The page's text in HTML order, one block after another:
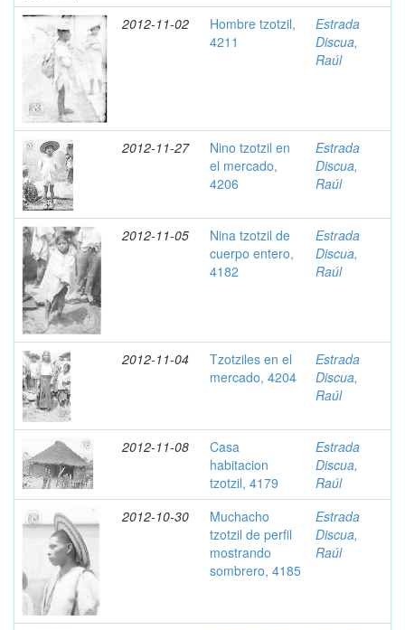
2012-11-02
Hombre tzotzil,
4211
Estrada
Discua,
Raúl
2012-11-27
Nino tzotzil en
el mercado,
4206
Estrada
Discua,
Raúl
2012-11-05
Nina tzotzil de
cuerpo entero,
4182
Estrada
Discua,
Raúl
2012-11-04
Tzotziles en el
mercado, 4204
Estrada
Discua,
Raúl
2012-11-08
Casa
habitacion
tzotzil, 4179
Estrada
Discua,
Raúl
2012-10-30
Muchacho
tzotzil de perfil
mostrando
sombrero, 4185
Estrada
Discua,
Raúl